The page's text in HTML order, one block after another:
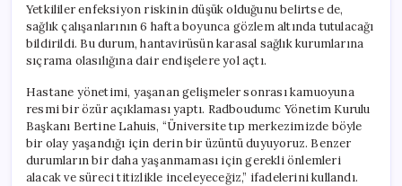
Yetkililer enfeksiyon riskinin düşük olduğunu belirtse de,
sağlık çalışanlarının 6 hafta boyunca gözlem altında tutulacağı
bildirildi. Bu durum, hantavirüsün karasal sağlık kurumlarına
sıçrama olasılığına dair endişelere yol açtı.
Hastane yönetimi, yaşanan gelişmeler sonrası kamuoyuna
resmi bir özür açıklaması yaptı. Radboudumc Yönetim Kurulu
Başkanı Bertine Lahuis, “Üniversite tıp merkezimizde böyle
bir olay yaşandığı için derin bir üzüntü duyuyoruz. Benzer
durumların bir daha yaşanmaması için gerekli önlemleri
alacak ve süreci titizlikle inceleyeceğiz,” ifadelerini kullandı.